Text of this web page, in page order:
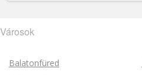
Városok
Balatonfüred